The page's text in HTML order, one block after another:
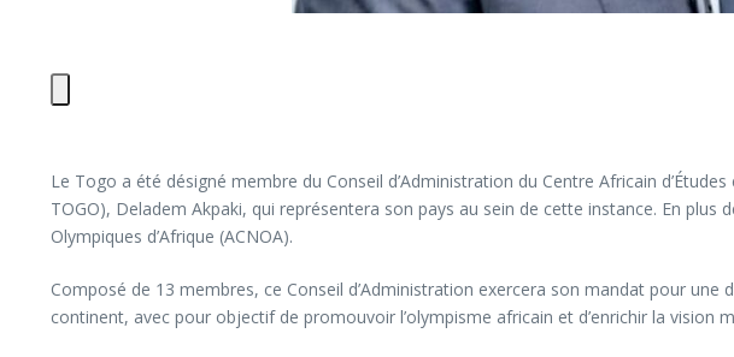
Le Togo a été désigné membre du Conseil d’Administration du Centre Africain
TOGO), Deladem Akpaki, qui représentera son pays au sein de cette instance. En
Olympiques d’Afrique (ACNOA).
Composé de 13 membres, ce Conseil d’Administration exercera son mandat pour
continent, avec pour objectif de promouvoir l’olympisme africain et d’enrichir la